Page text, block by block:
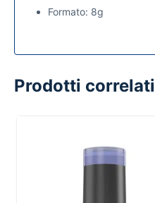
Formato: 8g
Prodotti correlati